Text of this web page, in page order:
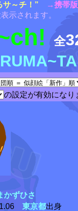
サ～チ！”
→携帯版
示されます。
全
の設定が有効になり
かずひさ
東京都出身